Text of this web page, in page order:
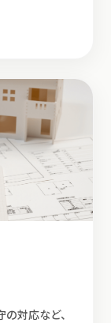
対応など、